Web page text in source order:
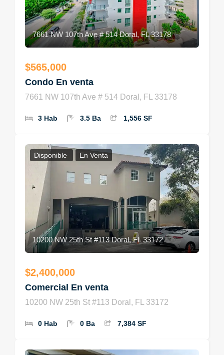
7661 NW 107th Ave # 514 Doral, FL 33178
$565,000
Condo En venta
7661 NW 107th Ave # 514 Doral, FL 33178
3 Hab 3.5 Ba 1,556 SF
Disponible En Venta
10200 NW 25th St #113 Doral, FL 33172
$2,400,000
Comercial En venta
10200 NW 25th St #113 Doral, FL 33172
0 Hab 0 Ba 7,384 SF